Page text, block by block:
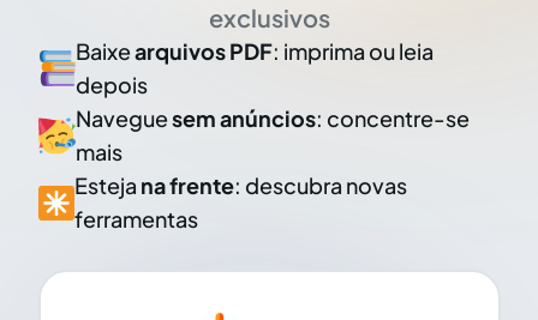
exclusivos
Baixearquivos PDF: imprima ou leia
depois
Naveguesem anúncios: concentre-se
mais
Esteja na frente: descubra novas
ferramentas